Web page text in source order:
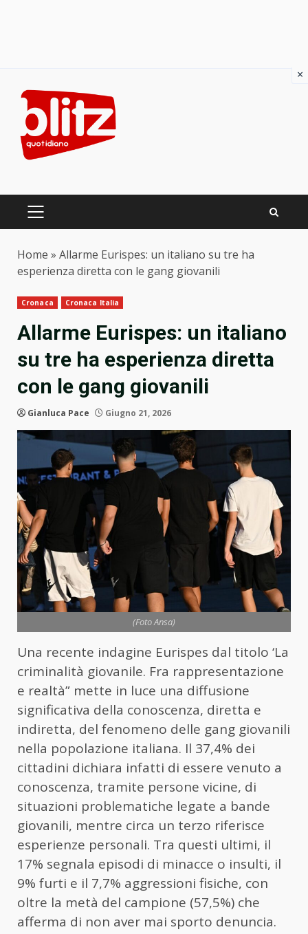
content
PRIMARY
Home » Allarme Eurispes: un italiano su tre ha
esperienza diretta con le gang giovanili
Cronaca Cronaca Italia
Allarme Eurispes: un italiano
su tre ha esperienza diretta
con le gang giovanili
Gianluca Pace Giugno 21, 2026
(Foto Ansa)
Una recente indagine Eurispes dal titolo ‘La
criminalità giovanile. Fra rappresentazione
e realtà” mette in luce una diffusione
significativa della conoscenza, diretta e
indiretta, del fenomeno delle gang giovanili
nella popolazione italiana. Il 37,4% dei
cittadini dichiara infatti di essere venuto a
conoscenza, tramite persone vicine, di
situazioni problematiche legate a bande
giovanili, mentre circa un terzo riferisce
esperienze personali. Tra questi ultimi, il
17% segnala episodi di minacce o insulti, il
9% furti e il 7,7% aggressioni fisiche, con
oltre la metà del campione (57,5%) che
afferma di non aver mai sporto denuncia.
×